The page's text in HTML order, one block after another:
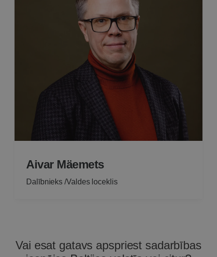
Aivar Mäemets
Dalībnieks /Valdes loceklis
Vai esat gatavs apspriest sadarbības